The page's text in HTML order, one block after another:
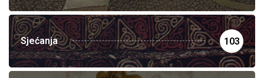
Sjećanja 103